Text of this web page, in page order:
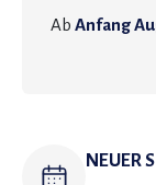
Ab Anfang
NEUER